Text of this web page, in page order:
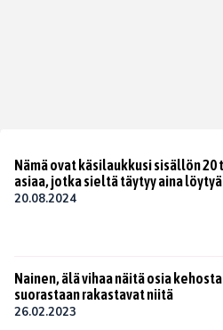
Nämä ovat käsilaukkusi sisällön 20
asiaa, jotka sieltä täytyy aina löytyä
20.08.2024
Nainen, älä vihaa näitä osia
suorastaan rakastavat niitä
26.02.2023